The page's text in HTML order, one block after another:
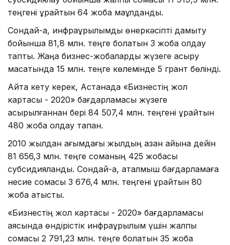
теңгені құрайтын 64 жоба мақұлданды.
Сондай-ақ, инфрақұрылымдық өнеркәсіпті дамыту
бойынша 81,8 млн. теңге болатын 3 жоба қолдау
тапты. Жаңа бизнес-жобаларды жүзеге асыру
мақсатында 15 млн. теңге көлемінде 5 грант бөлінді.
Айта кету керек, Астанада «Бизнестің жол
картасы - 2020» бағдарламасы жүзеге
асырылғаннан бері 84 507,4 млн. теңгені құрайтын
480 жоба қолдау тапқан.
2010 жылдан ағымдағы жылдың қазан айына дейін
81 656,3 млн. теңге соманың 425 жобасы
субсидияланды. Сондай-ақ, аталмыш бағдарламаға
несие сомасы 3 676,4 млн. теңгені құрайтын 80
жоба қатысты.
«Бизнестің жол картасы - 2020» бағдарламасы
аясында өндірістік инфрақұрылым үшін жалпы
сомасы 2 791,23 млн. теңге болатын 35 жоба